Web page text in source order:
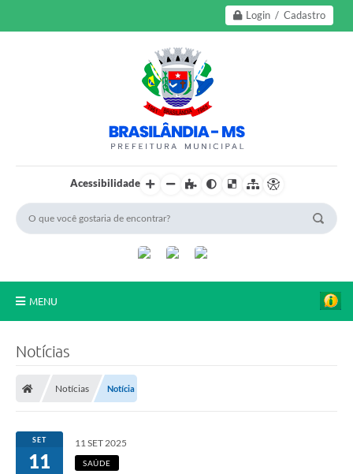
Login / Cadastro
Acessibilidade
MENU
Transparência
Câmara Municipal
Notícias
Notícias Notícia
SET
11
11 SET 2025
SAÚDE